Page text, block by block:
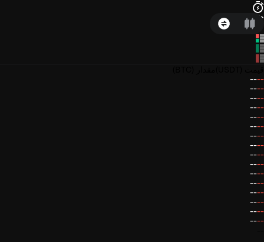
--
--
--
--
--
--
--
--
--
--
--
--
--
--
--
--
--
--
--
--
--
--
--
--
--
--
--
--
--
--
--
--